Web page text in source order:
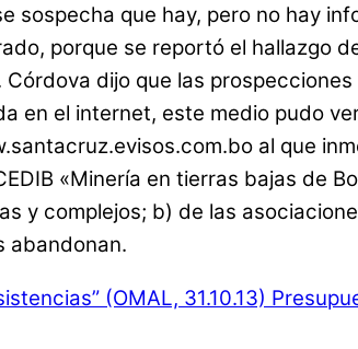
sospecha que hay, pero no hay
porque se reportó el hallazgo
dijo que las
en el internet, este medio pudo
al que
«Minería en tierras bajas de
y complejos; b) de las
abandonan.
(OMAL, 31.10.13)